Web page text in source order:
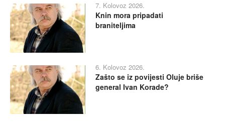
7. Kolovoz 2026.
Knin mora pripadati
braniteljima
6. Kolovoz 2026.
Zašto se iz povijesti Oluje briše
general Ivan Korade?